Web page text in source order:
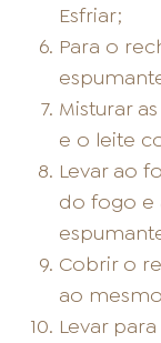
Esfriar;
Para o
Misturar
e o leite
Levar ao
do fogo e
Cobrir o
ao
Levar